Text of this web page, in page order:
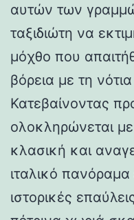
αυτών των
ταξιδιώτη να
μόχθο που
βόρεια με τη
Κατεβαίνοντας
ολοκληρώνεται
κλασική και
ιταλικό
ιστορικές